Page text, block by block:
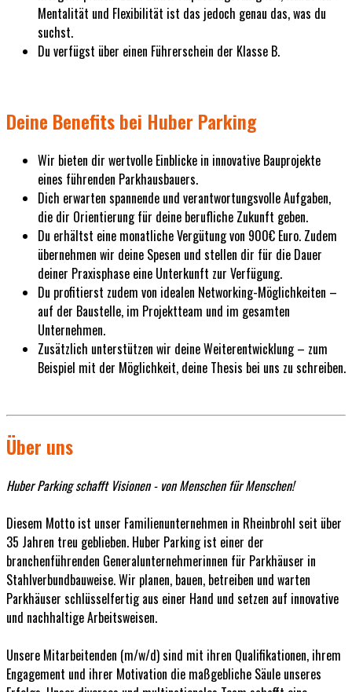
Mentalität und Flexibilität ist das jedoch genau das, was du
suchst.
Du verfügst über einen Führerschein der Klasse B.
Deine Benefits bei Huber Parking
Wir bieten dir wertvolle Einblicke in innovative Bauprojekte
eines führenden Parkhausbauers.
Dich erwarten spannende und verantwortungsvolle Aufgaben,
die dir Orientierung für deine berufliche Zukunft geben.
Du erhältst eine monatliche Vergütung von 900€ Euro. Zudem
übernehmen wir deine Spesen und stellen dir für die Dauer
deiner Praxisphase eine Unterkunft zur Verfügung.
Du profitierst zudem von idealen Networking-Möglichkeiten –
auf der Baustelle, im Projektteam und im gesamten
Unternehmen.
Zusätzlich unterstützen wir deine Weiterentwicklung – zum
Beispiel mit der Möglichkeit, deine Thesis bei uns zu schreiben.
Über uns
Huber Parking schafft Visionen - von Menschen für Menschen!
Diesem Motto ist unser Familienunternehmen in Rheinbrohl seit über
35 Jahren treu geblieben. Huber Parking ist einer der
branchenführenden Generalunternehmerinnen für Parkhäuser in
Stahlverbundbauweise. Wir planen, bauen, betreiben und warten
Parkhäuser schlüsselfertig aus einer Hand und setzen auf innovative
und nachhaltige Arbeitsweisen.
Unsere Mitarbeitenden (m/w/d) sind mit ihren Qualifikationen, ihrem
Engagement und ihrer Motivation die maßgebliche Säule unseres